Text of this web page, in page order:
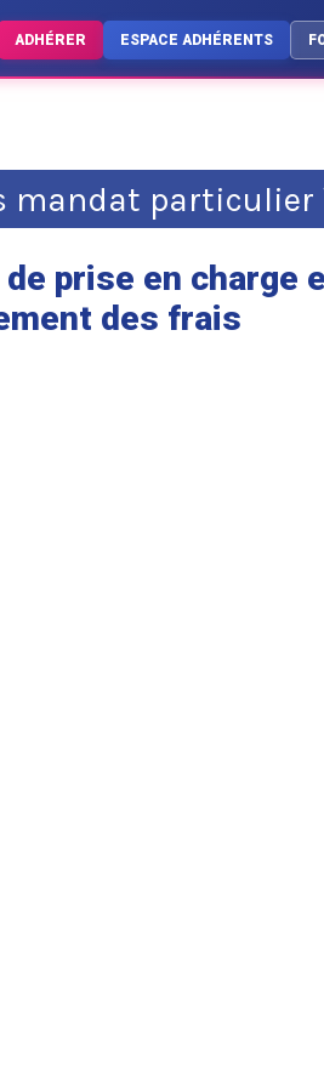
ADHÉRER ESPACE ADHÉRENTS
mandat particulier
prise en charge
des frais